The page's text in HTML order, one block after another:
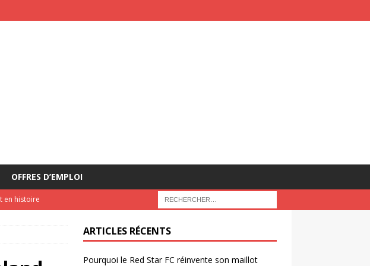
OFFRES D’EMPLOI
en histoire
à
ARTICLES RÉCENTS
Pourquoi le Red Star FC réinvente son maillot